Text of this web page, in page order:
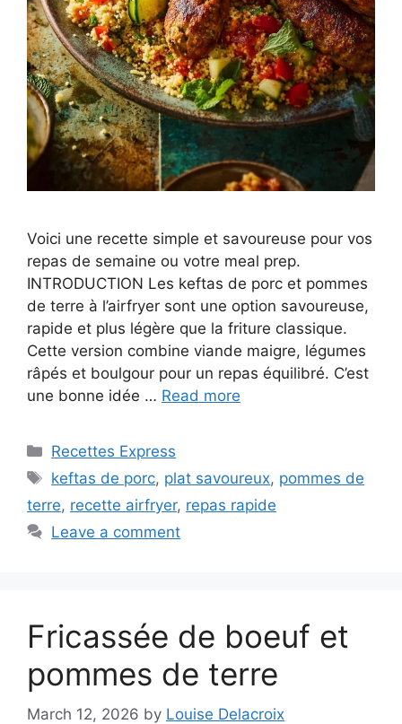
Voici une recette simple et savoureuse pour vos
repas de semaine ou votre meal prep.
INTRODUCTION Les keftas de porc et pommes
de terre à l’airfryer sont une option savoureuse,
rapide et plus légère que la friture classique.
Cette version combine viande maigre, légumes
râpés et boulgour pour un repas équilibré. C’est
une bonne idée … Read more
Categories
Recettes Express
Tags
keftas de porc, plat savoureux, pommes de
terre, recette airfryer, repas rapide
Leave a comment
Fricassée de boeuf et
pommes de terre
March 12, 2026 by Louise Delacroix